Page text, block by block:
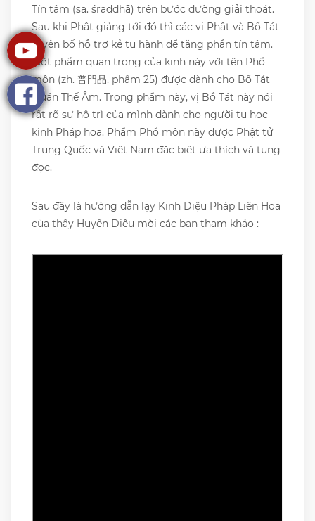
Tín tâm (sa. śraddhā) trên bước đường giải thoát.
Sau khi Phật giảng tới đó thì các vị Phật và Bồ Tát
tuyên bố hỗ trợ kẻ tu hành để tăng phần tín tâm.
Một phẩm quan trọng của kinh này với tên Phổ
môn (zh. 普門品, phẩm 25) được dành cho Bồ Tát
Quán Thế Âm. Trong phẩm này, vị Bồ Tát này nói
rất rõ sự hộ trì của mình dành cho người tu học
kinh Pháp hoa. Phẩm Phổ môn này được Phật tử
Trung Quốc và Việt Nam đặc biệt ưa thích và tụng
đọc.
Sau đây là hướng dẫn lạy Kinh Diệu Pháp Liên Hoa
của thầy Huyền Diệu mời các bạn tham khảo :